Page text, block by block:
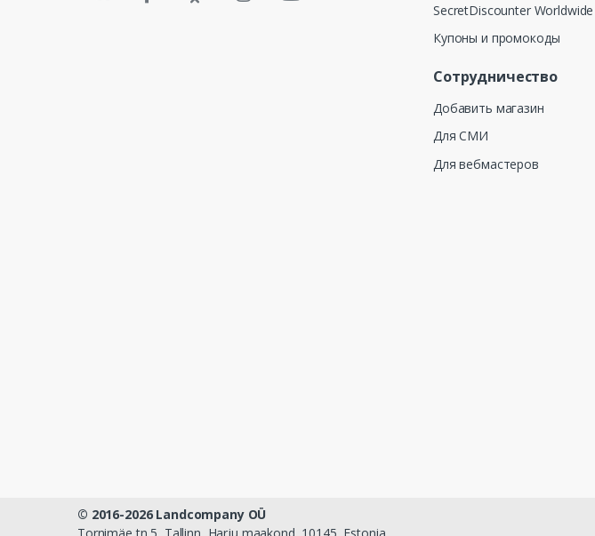
SecretDiscounter Worldwide
Купоны и промокоды
Сотрудничество
Добавить магазин
Для СМИ
Для вебмастеров
© 2016-2026 Landcompany OÜ